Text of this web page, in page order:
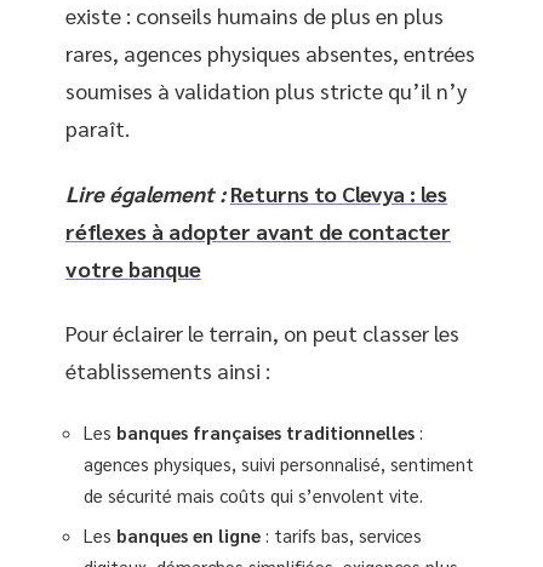
existe : conseils humains de plus en plus
rares, agences physiques absentes, entrées
soumises à validation plus stricte qu’il n’y
paraît.
Lire également : Returns to Clevya : les
réflexes à adopter avant de contacter
votre banque
Pour éclairer le terrain, on peut classer les
établissements ainsi :
Les banques françaises traditionnelles :
agences physiques, suivi personnalisé, sentiment
de sécurité mais coûts qui s’envolent vite.
Les banques en ligne : tarifs bas, services